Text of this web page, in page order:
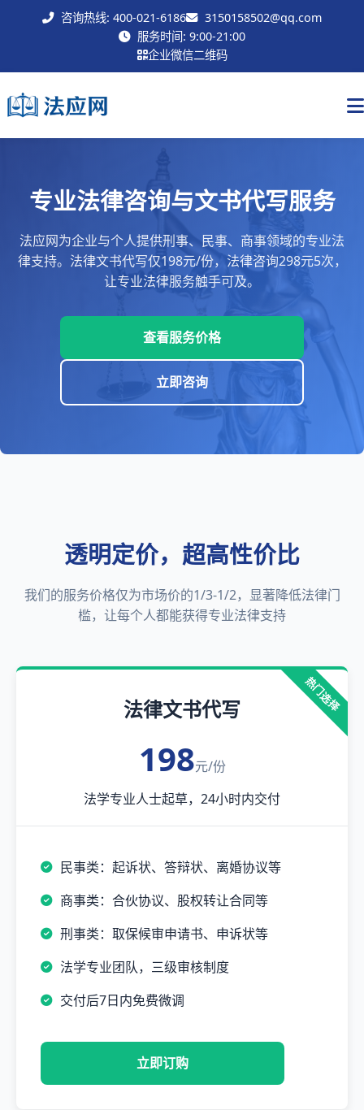
咨询热线: 400-021-6186
3150158502@qq.com
服务时间: 9:00-21:00
企业微信二维码
专业法律咨询与文书代写服务
法应网为企业与个人提供刑事、民事、商事领域的专业法
律支持。法律文书代写仅198元/份，法律咨询298元5次，
让专业法律服务触手可及。
查看服务价格
立即咨询
透明定价，超高性价比
我们的服务价格仅为市场价的1/3-1/2，显著降低法律门
槛，让每个人都能获得专业法律支持
热门选择
法律文书代写
198元/份
法学专业人士起草，24小时内交付
民事类：起诉状、答辩状、离婚协议等
商事类：合伙协议、股权转让合同等
刑事类：取保候审申请书、申诉状等
法学专业团队，三级审核制度
交付后7日内免费微调
立即订购